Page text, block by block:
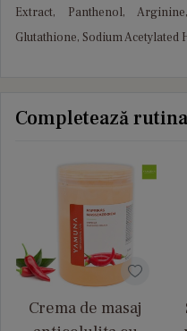
Extract, Panthenol,
Glutathione, Sodium Acetylated
Completează
Crema de masaj